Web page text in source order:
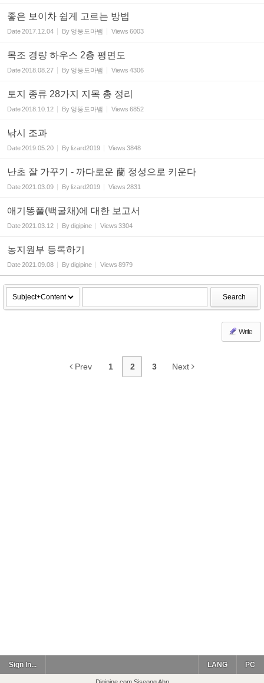
좋은 보이차 쉽게 고르는 방법
Date2017.12.04 By 엉뚱도마뱀 Views 6003
목조 경량 하우스 2층 평면도
Date2018.08.27 By 엉뚱도마뱀 Views 4306
토지 종류 28가지 지목 총 정리
Date2018.10.12 By 엉뚱도마뱀 Views 6852
낚시 조과
Date2019.05.20 Bylizard2019 Views 3848
난초 잘 가꾸기 - 까다로운 蘭 정성으로 키운다
Date2021.03.09 Bylizard2019 Views 2831
애기똥풀(백굴채)에 대한 보고서
Date2021.03.12 Bydigipine Views 3304
농지원부 등록하기
Date2021.09.08 Bydigipine Views 8979
Search
Write
Prev 1 2 3 Next
Sign In... PC
LANG